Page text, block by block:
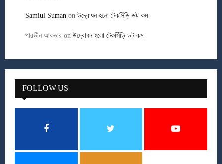
Samiul Suman on উদ্বোধন হলো টেকসিঁড়ি ডট কম
পারভীন আকতার on উদ্বোধন হলো টেকসিঁড়ি ডট কম
FOLLOW US